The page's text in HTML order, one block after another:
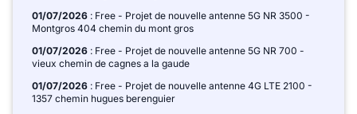
01/07/2026 : Free - Projet de nouvelle antenne 5G NR 3500 -
Montgros 404 chemin du mont gros
01/07/2026 : Free - Projet de nouvelle antenne 5G NR 700 -
vieux chemin de cagnes a la gaude
01/07/2026 : Free - Projet de nouvelle antenne 4G LTE 2100 -
1357 chemin hugues berenguier